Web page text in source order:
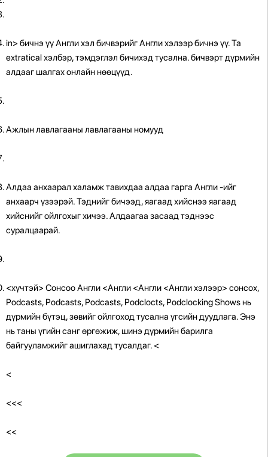
in> бичнэ үү Англи хэл бичвэрийг Англи хэлээр бичнэ үү. Та
extratical хэлбэр, тэмдэглэл бичихэд тусална. бичвэрт дүрмийн
алдааг шалгах онлайн нөөцүүд.
Ажлын лавлагааны лавлагааны номууд
Алдаа анхаарал халамж тавихдаа алдаа гарга Англи -ийг
анхаарч үзээрэй. Тэднийг бичээд, яагаад хийснээ яагаад
хийснийг ойлгохыг хичээ. Алдаагаа засаад тэднээс
суралцаарай.
<хүчтэй> Сонсоо Англи <Англи <Англи <Англи хэлээр> сонсох,
Podcasts, Podcasts, Podcasts, Podclocts, Podclocking Shows нь
дүрмийн бүтэц, зөвийг ойлгоход тусална үгсийн дуудлага. Энэ
нь таны үгийн санг өргөжиж, шинэ дүрмийн барилга
байгууламжийг ашиглахад тусалдаг. <
<
<<<
<<